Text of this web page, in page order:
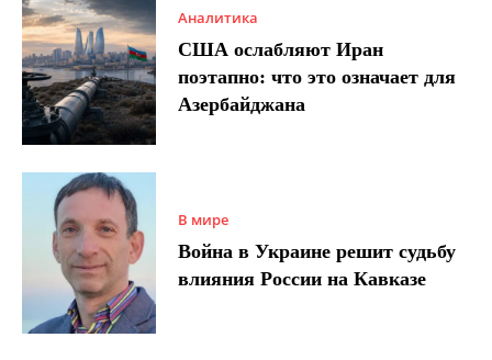
Аналитика
США ослабляют Иран
поэтапно: что это означает для
Азербайджана
В мире
Война в Украине решит судьбу
влияния России на Кавказе